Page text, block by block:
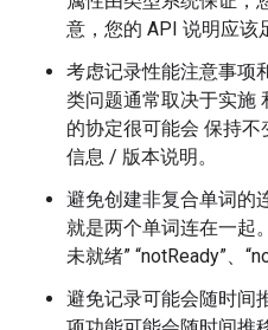
意，您的 API 说明应该
考虑记录性能注意事项
类问题通常取决于实施
的协定很可能会 保持
信息 / 版本说明。
避免创建非复合单词的
就是两个单词连在一起
未就绪” “notReady”、
避免记录可能会随时间